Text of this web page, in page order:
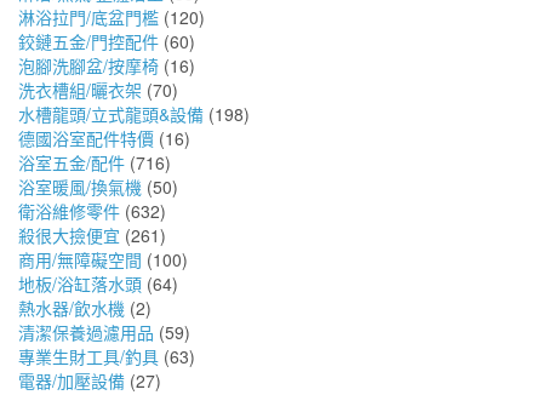
淋浴拉門/底盆門檻 (120)
鉸鏈五金/門控配件 (60)
泡腳洗腳盆/按摩椅 (16)
洗衣槽組/曬衣架 (70)
水槽龍頭/立式龍頭&設備 (198)
德國浴室配件特價 (16)
浴室五金/配件 (716)
浴室暖風/換氣機 (50)
衛浴維修零件 (632)
殺很大撿便宜 (261)
商用/無障礙空間 (100)
地板/浴缸落水頭 (64)
熱水器/飲水機 (2)
清潔保養過濾用品 (59)
專業生財工具/釣具 (63)
電器/加壓設備 (27)